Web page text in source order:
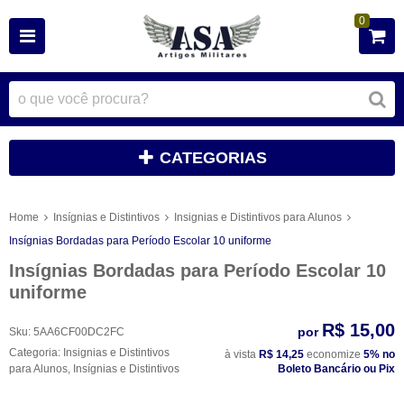
0
CATEGORIAS
Home Insígnias e Distintivos
Insignias e Distintivos para Alunos
Insígnias Bordadas para Período Escolar 10 uniforme
Insígnias Bordadas para Período Escolar 10
uniforme
Sku: 5AA6CF00DC2FC
Categoria: Insignias e Distintivos
para Alunos Insígnias e Distintivos
por R$ 15,00
à vista R$ 14,25 economize 5% no
Boleto Bancário ou Pix